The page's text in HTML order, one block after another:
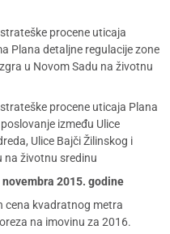
procene uticaja
Plana detaljne regulacije zone
u Novom Sadu na životnu
procene uticaja Plana
između Ulice
Ulice Bajči Žilinskog i
na životnu sredinu
novembra 2015. godine
cena kvadratnog metra
na imovinu za 2016.